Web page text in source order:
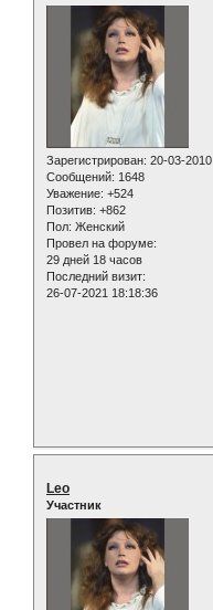
Зарегистрирован: 20-03-2010
Сообщений: 1648
Уважение: +524
Позитив: +862
Пол: Женский
Провел на форуме:
29 дней 18 часов
Последний визит:
26-07-2021 18:18:36
Leo
Участник